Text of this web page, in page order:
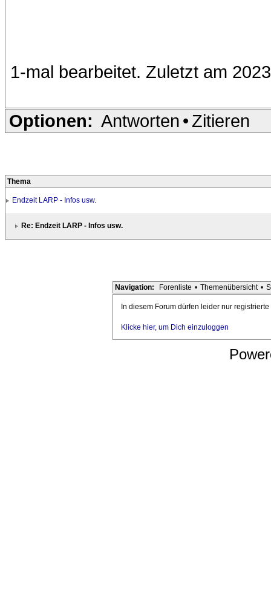
1-mal bearbeitet. Zuletzt am
Optionen: Antworten • Zitieren
Thema
Endzeit LARP - Infos usw.
Re: Endzeit LARP - Infos usw.
Navigation: Forenliste • Themenübersicht •
In diesem Forum dürfen leider nur
Klicke hier, um Dich einzuloggen